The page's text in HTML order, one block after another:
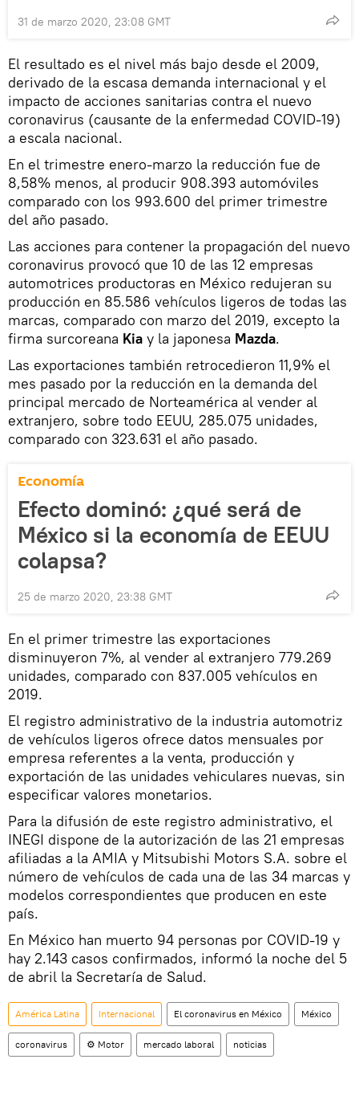
31 de marzo 2020, 23:08 GMT
El resultado es el nivel más bajo desde el 2009,
derivado de la escasa demanda internacional y el
impacto de acciones sanitarias contra el nuevo
coronavirus (causante de la enfermedad COVID-19)
a escala nacional.
En el trimestre enero-marzo la reducción fue de
8,58% menos, al producir 908.393 automóviles
comparado con los 993.600 del primer trimestre
del año pasado.
Las acciones para contener la propagación del nuevo
coronavirus provocó que 10 de las 12 empresas
automotrices productoras en México redujeran su
producción en 85.586 vehículos ligeros de todas las
marcas, comparado con marzo del 2019, excepto la
firma surcoreana Kia y la japonesa Mazda.
Las exportaciones también retrocedieron 11,9% el
mes pasado por la reducción en la demanda del
principal mercado de Norteamérica al vender al
extranjero, sobre todo EEUU, 285.075 unidades,
comparado con 323.631 el año pasado.
Economía
Efecto dominó: ¿qué será de
México si la economía de EEUU
colapsa?
25 de marzo 2020, 23:38 GMT
En el primer trimestre las exportaciones
disminuyeron 7%, al vender al extranjero 779.269
unidades, comparado con 837.005 vehículos en
2019.
El registro administrativo de la industria automotriz
de vehículos ligeros ofrece datos mensuales por
empresa referentes a la venta, producción y
exportación de las unidades vehiculares nuevas, sin
especificar valores monetarios.
Para la difusión de este registro administrativo, el
INEGI dispone de la autorización de las 21 empresas
afiliadas a la AMIA y Mitsubishi Motors S.A. sobre el
número de vehículos de cada una de las 34 marcas y
modelos correspondientes que producen en este
país.
En México han muerto 94 personas por COVID-19 y
hay 2.143 casos confirmados, informó la noche del 5
de abril la Secretaría de Salud.
América Latina Internacional El coronavirus en México México
coronavirus ⚙️ Motor mercado laboral noticias